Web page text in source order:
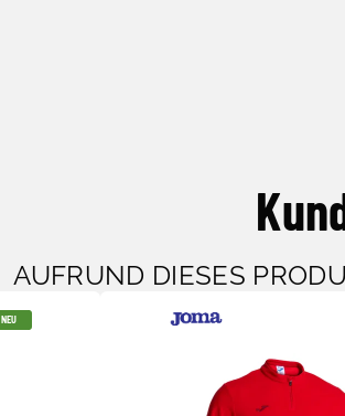
AUFRUND DIESES
NEU